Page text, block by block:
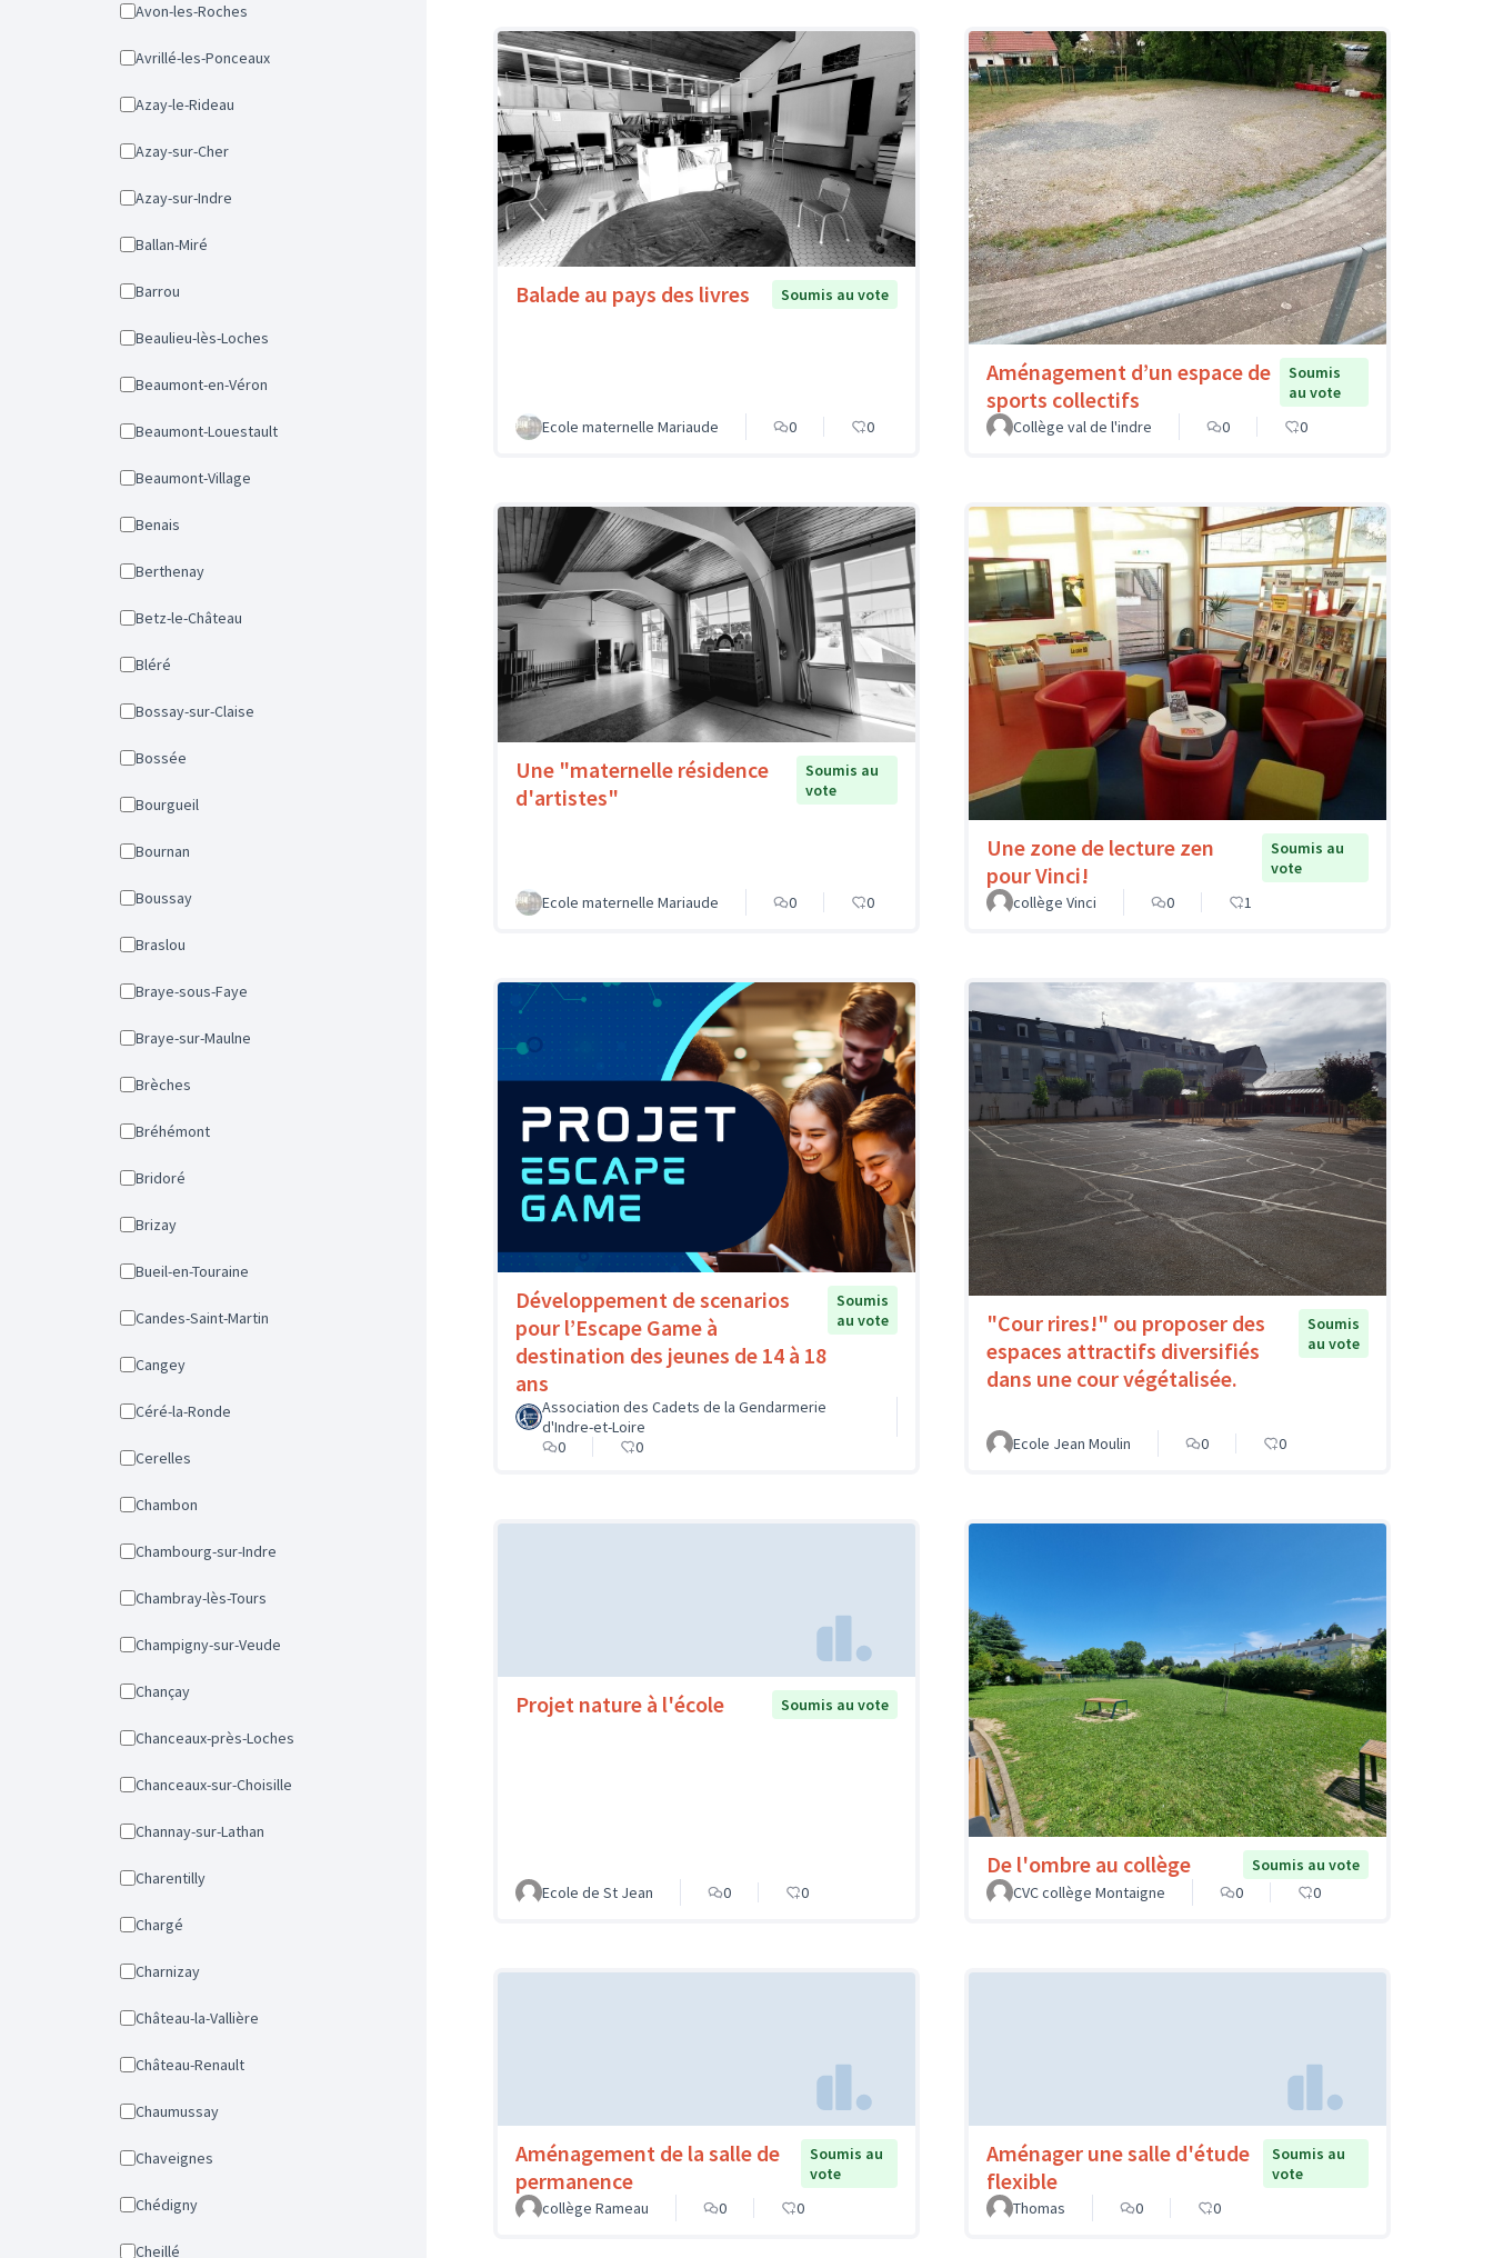
Avon-les-Roches
Avrillé-les-Ponceaux
Azay-le-Rideau
Azay-sur-Cher
Azay-sur-Indre
Ballan-Miré
Barrou
Beaulieu-lès-Loches
Beaumont-en-Véron
Beaumont-Louestault
Beaumont-Village
Benais
Berthenay
Betz-le-Château
Bléré
Bossay-sur-Claise
Bossée
Bourgueil
Bournan
Boussay
Braslou
Braye-sous-Faye
Braye-sur-Maulne
Brèches
Bréhémont
Bridoré
Brizay
Bueil-en-Touraine
Candes-Saint-Martin
Cangey
Céré-la-Ronde
Cerelles
Chambon
Chambourg-sur-Indre
Chambray-lès-Tours
Champigny-sur-Veude
Chançay
Chanceaux-près-Loches
Chanceaux-sur-Choisille
Channay-sur-Lathan
Charentilly
Chargé
Charnizay
Château-la-Vallière
Château-Renault
Chaumussay
Chaveignes
Chédigny
Cheillé
Balade au pays des livres Soumis au vote
Ecole maternelle Mariaude 0 0
Aménagement d’un espace de
sports collectifs
Soumis
au vote
Collège val de l'indre
0 0
Une "maternelle résidence
d'artistes"
Soumis au
vote
Ecole maternelle Mariaude 0 0
Une zone de lecture zen
pour Vinci!
Soumis au
vote
collège Vinci
0 1
Développement de scenarios
pour l’Escape Game à
destination des jeunes de 14 à 18
ans
Soumis
au vote
Association des Cadets de la Gendarmerie
d'Indre-et-Loire
0
0
"Cour rires!" ou proposer des
espaces attractifs diversifiés
dans une cour végétalisée.
Soumis
au vote
Ecole Jean Moulin 0 0
Projet nature à l'école Soumis au vote
Ecole de St Jean 0 0
De l'ombre au collège
Soumis au vote
CVC collège Montaigne
0 0
Aménagement de la salle de
permanence
Soumis au
vote
collège Rameau
0 0
Aménager une salle d'étude
flexible
Soumis au
vote
Thomas
0 0